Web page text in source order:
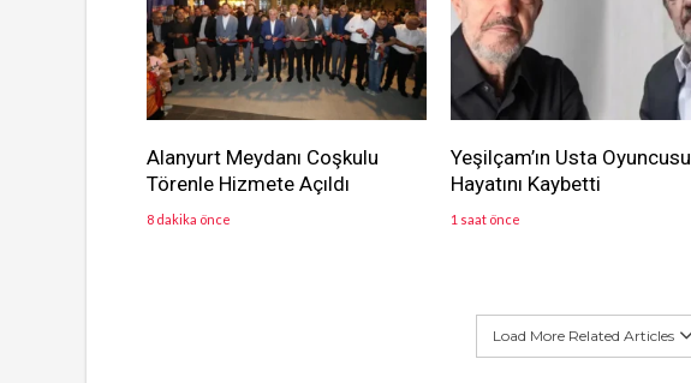
Alanyurt Meydanı Coşkulu
Törenle Hizmete Açıldı
8 dakika önce
Yeşilçam’ın Usta Oyuncusu
Hayatını Kaybetti
1 saat önce
Load More Related Articles